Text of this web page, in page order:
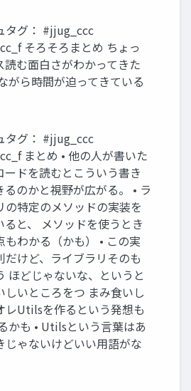
タグ： #jjug_ccc
そろそろまとめ ちょっ
読む面白さがわかってきた
がら時間が迫ってきている
タグ： #jjug_ccc
まとめ • 他の人が書いた
ードを読むとこういう書き
るのかと視野が広がる。 • ラ
の特定のメソッドの実装を
ると、 メソッドを使うとき
もわかる（かも） • この実
だけど、ライブラリそのも
ほどじゃないな、というと
しいところをつ まみ食いし
レUtilsを作るという発想も
かも • Utilsという言葉はあ
じゃないけどいい用語がな